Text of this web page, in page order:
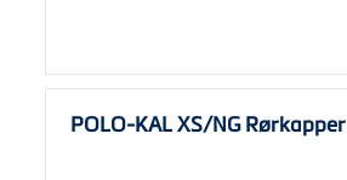
POLO-KAL XS/NG Rørkapper